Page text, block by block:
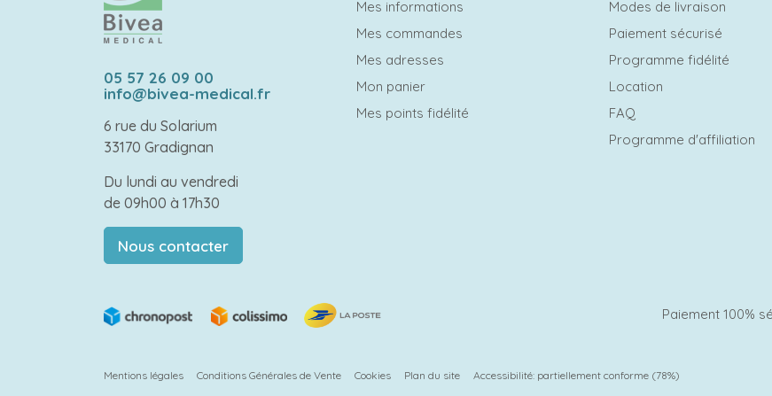
05 57 26 09 00
info@bivea-medical.fr
6 rue du Solarium
33170 Gradignan
Du lundi au vendredi
de 09h00 à 17h30
Nous contacter
Mes informations
Mes commandes
Mes adresses
Mon panier
Mes points fidélité
Modes de livraison
Paiement sécurisé
Programme fidélité
Location
FAQ
Programme d'affiliation
Paiement 100%
Mentions légales Conditions Générales de Vente Cookies Plan du site Accessibilité: partiellement conforme (78%)